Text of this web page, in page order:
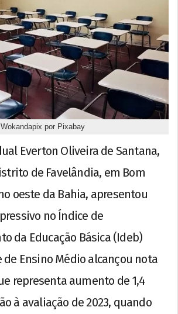
por Pixabay
Everton Oliveira de Santana,
de Favelândia, em Bom
oeste da Bahia, apresentou
no Índice de
da Educação Básica (Ideb)
de Ensino Médio alcançou nota
representa aumento de 1,4
à avaliação de 2023, quando